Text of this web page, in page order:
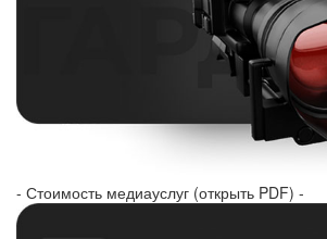
- Стоимость медиауслуг (открыть PDF) -